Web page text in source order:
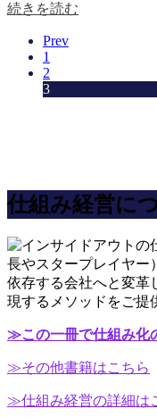
続きを読む
Prev
1
2
3
仕組み経営に
長やスタープレイヤー
依存する会社へと変革
現するメソッドをご提
≫この一冊で仕組み化
≫その他書籍はこちら
≫仕組み経営の詳細は